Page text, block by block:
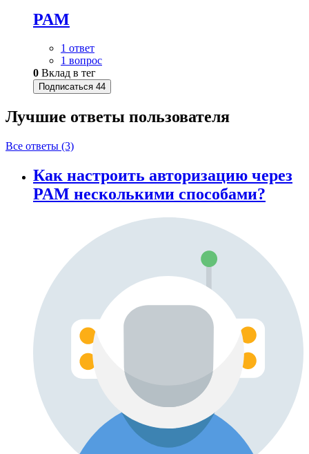
PAM
1 ответ
1 вопрос
0 Вклад в тег
Подписаться 44
Лучшие ответы пользователя
Все ответы (3)
Как настроить авторизацию через
PAM несколькими способами?